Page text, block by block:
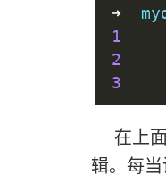
➜
1
2
3
在上面
辑。每